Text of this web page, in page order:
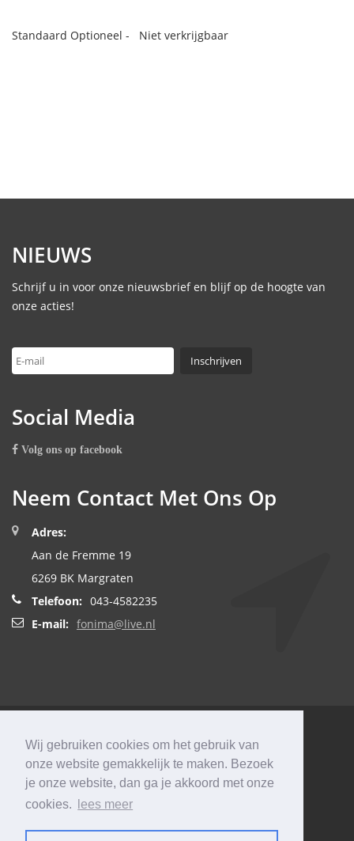
Wij gebruiken cookies om het gebruik van
onze website gemakkelijk te maken. Bezoek
je onze website, dan ga je akkoord met onze
cookies.
lees meer
Standaard Optioneel - Niet verkrijgbaar
NIEUWS
Schrijf u in voor onze nieuwsbrief en blijf op de hoogte van
onze acties!
Social Media
Volg ons op facebook
Neem Contact Met Ons Op
Adres:
Aan de Fremme 19
6269 BK Margraten
Telefoon: 043-4582235
E-mail: fonima@live.nl
Fonima
ZONWERING
© 2026Webdesign&Meer